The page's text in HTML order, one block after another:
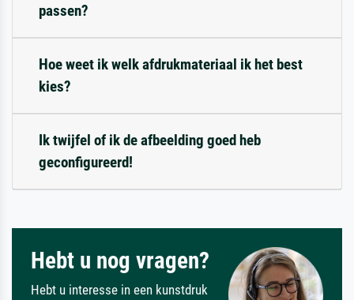
passen?
Hoe weet ik welk afdrukmateriaal ik het best
kies?
Ik twijfel of ik de afbeelding goed heb
geconfigureerd!
Hebt u nog vragen?
Hebt u interesse in een kunstdruk